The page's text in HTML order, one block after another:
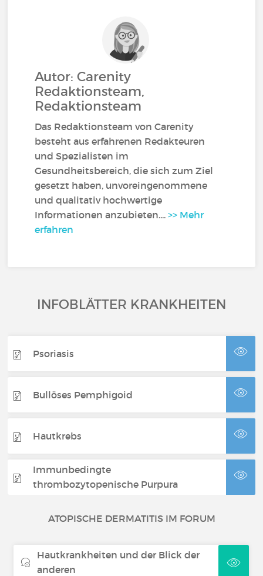
Autor: Carenity
Redaktionsteam,
Redaktionsteam
Das Redaktionsteam von Carenity
besteht aus erfahrenen Redakteuren
und Spezialisten im
Gesundheitsbereich, die sich zum Ziel
gesetzt haben, unvoreingenommene
und qualitativ hochwertige
Informationen anzubieten....>> Mehr
erfahren
INFOBLÄTTER KRANKHEITEN
Psoriasis
Bullöses Pemphigoid
Hautkrebs
Immunbedingte
thrombozytopenische Purpura
ATOPISCHE DERMATITIS IM FORUM
Hautkrankheiten und der Blick der
anderen